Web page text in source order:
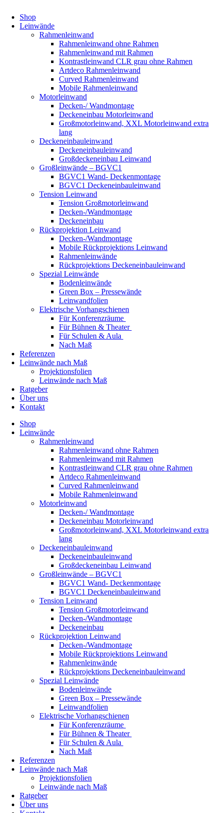
Shop
Leinwände
Rahmenleinwand
Rahmenleinwand ohne Rahmen
Rahmenleinwand mit Rahmen
Kontrastleinwand CLR grau ohne Rahmen
Artdeco Rahmenleinwand
Curved Rahmenleinwand
Mobile Rahmenleinwand
Motorleinwand
Decken-/ Wandmontage
Deckeneinbau Motorleinwand
Großmotorleinwand, XXL Motorleinwand extra
lang
Deckeneinbauleinwand
Deckeneinbauleinwand
Großdeckeneinbau Leinwand
Großleinwände – BGVC1
BGVC1 Wand- Deckenmontage
BGVC1 Deckeneinbauleinwand
Tension Leinwand
Tension Großmotorleinwand
Decken-/Wandmontage
Deckeneinbau
Rückprojektion Leinwand
Decken-/Wandmontage
Mobile Rückprojektions Leinwand
Rahmenleinwände
Rückprojektions Deckeneinbauleinwand
Spezial Leinwände
Bodenleinwände
Green Box – Pressewände
Leinwandfolien
Elektrische Vorhangschienen
Für Konferenzräume
Für Bühnen & Theater
Für Schulen & Aula
Nach Maß
Referenzen
Leinwände nach Maß
Projektionsfolien
Leinwände nach Maß
Ratgeber
Über uns
Kontakt
Shop
Leinwände
Rahmenleinwand
Rahmenleinwand ohne Rahmen
Rahmenleinwand mit Rahmen
Kontrastleinwand CLR grau ohne Rahmen
Artdeco Rahmenleinwand
Curved Rahmenleinwand
Mobile Rahmenleinwand
Motorleinwand
Decken-/ Wandmontage
Deckeneinbau Motorleinwand
Großmotorleinwand, XXL Motorleinwand extra
lang
Deckeneinbauleinwand
Deckeneinbauleinwand
Großdeckeneinbau Leinwand
Großleinwände – BGVC1
BGVC1 Wand- Deckenmontage
BGVC1 Deckeneinbauleinwand
Tension Leinwand
Tension Großmotorleinwand
Decken-/Wandmontage
Deckeneinbau
Rückprojektion Leinwand
Decken-/Wandmontage
Mobile Rückprojektions Leinwand
Rahmenleinwände
Rückprojektions Deckeneinbauleinwand
Spezial Leinwände
Bodenleinwände
Green Box – Pressewände
Leinwandfolien
Elektrische Vorhangschienen
Für Konferenzräume
Für Bühnen & Theater
Für Schulen & Aula
Nach Maß
Referenzen
Leinwände nach Maß
Projektionsfolien
Leinwände nach Maß
Ratgeber
Über uns